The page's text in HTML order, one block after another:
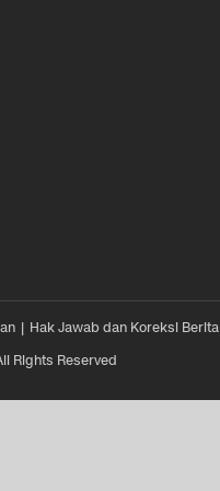
Hak Jawab dan Koreksi Berita
Rights Reserved